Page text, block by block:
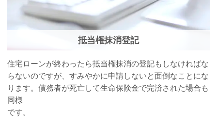
抵当権抹消登記
住宅ローンが終わったら抵当権抹消の登記もしなければな
らないのですが、すみやかに申請しないと面倒なことにな
ります。債務者が死亡して生命保険金で完済された場合も
同様
です。